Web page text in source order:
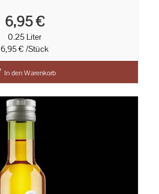
6,95 €
0.25 Liter
6,95 € /Stück
In den Warenkorb